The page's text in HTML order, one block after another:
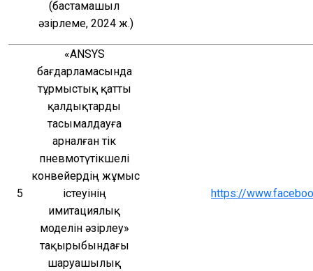
(бастамашыл
әзірлеме, 2024 ж.)
5
«ANSYS
бағдарламасында
тұрмыстық қатты
қалдықтарды
тасымалдауға
арналған тік
пневмотүтікшелі
конвейердің жұмыс
істеуінің
имитациялық
моделін әзірлеу»
тақырыбындағы
шаруашылық
https://